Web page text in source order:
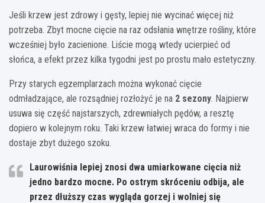
Jeśli krzew jest zdrowy i gęsty, lepiej nie wycinać więcej niż
potrzeba. Zbyt mocne cięcie na raz odsłania wnętrze rośliny, które
wcześniej było zacienione. Liście mogą wtedy ucierpieć od
słońca, a efekt przez kilka tygodni jest po prostu mało estetyczny.
Przy starych egzemplarzach można wykonać cięcie
odmładzające, ale rozsądniej rozłożyć je na 2 sezony. Najpierw
usuwa się część najstarszych, zdrewniałych pędów, a resztę
dopiero w kolejnym roku. Taki krzew łatwiej wraca do formy i nie
dostaje zbyt dużego szoku.
Laurowiśnia lepiej znosi dwa umiarkowane cięcia niż
jedno bardzo mocne. Po ostrym skróceniu odbija, ale
przez dłuższy czas wygląda gorzej i wolniej się